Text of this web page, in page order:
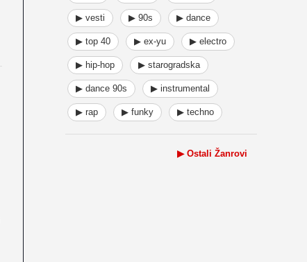
▶ vesti ▶ 90s ▶ dance
▶ top 40 ▶ ex-yu ▶ electro
▶ hip-hop ▶ starogradska
▶ dance 90s ▶ instrumental
▶ rap ▶ funky ▶ techno
▶ Ostali Žanrovi